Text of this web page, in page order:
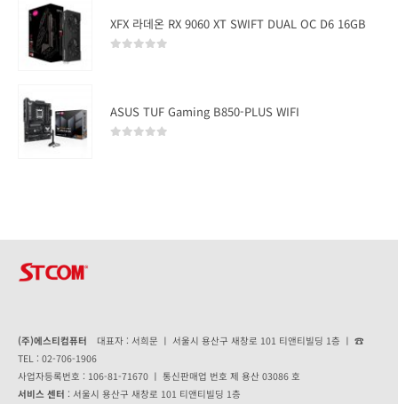
XFX 라데온 RX 9060 XT SWIFT DUAL OC D6 16GB
ASUS TUF Gaming B850-PLUS WIFI
(주)에스티컴퓨터 대표자 : 서희문 ㅣ 서울시 용산구 새창로 101 티앤티빌딩 1층 ㅣ ☎
TEL : 02-706-1906
사업자등록번호 : 106-81-71670 ㅣ 통신판매업 번호 제 용산 03086 호
서비스 센터 : 서울시 용산구 새창로 101 티앤티빌딩 1층